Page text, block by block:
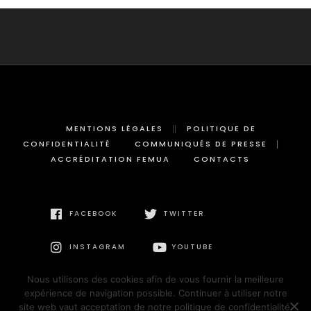
MENTIONS LÉGALES
POLITIQUE DE
CONFIDENTIALITÉ
COMMUNIQUÉS DE PRESSE
ACCRÉDITATION FEMUA
CONTACTS
FACEBOOK TWITTER
INSTAGRAM YOUTUBE
Nous utilisons des cookies afin de vous fournir la meilleure
expérience de navigation possible. Continuer à utiliser notre
site web vaut acceptation de notre politique de confidentialité.